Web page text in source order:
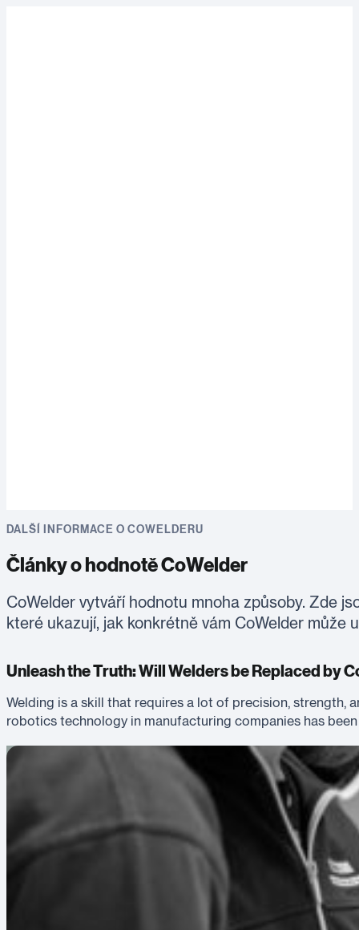
DALŠÍ INFORMACE O COWELDERU
Články o hodnotě CoWelder
CoWelder vytváří hodnotu mnoha způsoby. Zde
které ukazují, jak konkrétně vám CoWelder může
Unleash the Truth: Will Welders be Replaced by
Welding is a skill that requires a lot of precision, strength,
robotics technology in manufacturing companies has